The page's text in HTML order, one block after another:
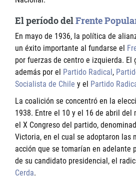
El período delFrente
En mayo de 1936, la política de
un éxito importante al fundarse el
por fuerzas de centro e izquierda. El
además por el Partido Radical ,
Socialista de Chile y el Partido
La coalición se concentró en la
1938. Entre el 10 y el 16 de abril del
el X Congreso del partido,
Victoria, en el cual se adoptaron las
acción que se tomarían en adelante
de su candidato presidencial, el
Cerda.